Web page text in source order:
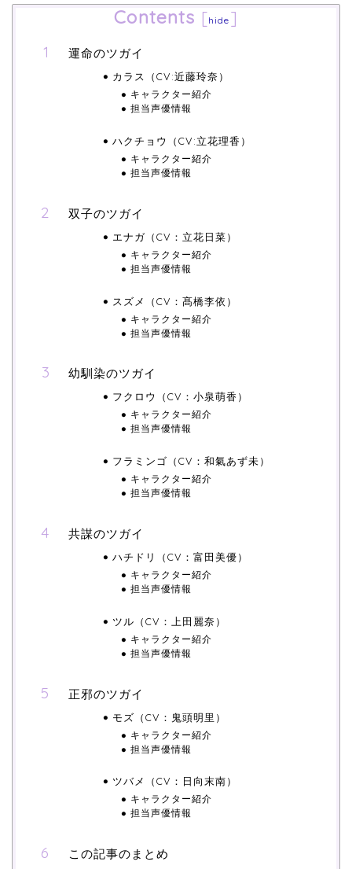
Contents [hide ]
運命のツガイ
カラス（CV:近藤玲奈）
キャラクター紹介
担当声優情報
ハクチョウ（CV:立花理香）
キャラクター紹介
担当声優情報
双子のツガイ
エナガ（CV：立花日菜）
キャラクター紹介
担当声優情報
スズメ（CV：髙橋李依）
キャラクター紹介
担当声優情報
幼馴染のツガイ
フクロウ（CV：小泉萌香）
キャラクター紹介
担当声優情報
フラミンゴ（CV：和氣あず未）
キャラクター紹介
担当声優情報
共謀のツガイ
ハチドリ（CV：富田美優）
キャラクター紹介
担当声優情報
ツル（CV：上田麗奈）
キャラクター紹介
担当声優情報
正邪のツガイ
モズ（CV：鬼頭明里）
キャラクター紹介
担当声優情報
ツバメ（CV：日向末南）
キャラクター紹介
担当声優情報
この記事のまとめ